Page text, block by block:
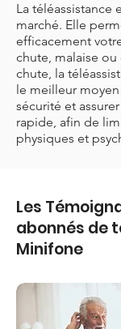
La téléassistance
marché. Elle
efficacement
chute, malaise ou
chute, la
le meilleur
sécurité et
rapide, afin de
physiques et
Les
abonnés de
Minifone